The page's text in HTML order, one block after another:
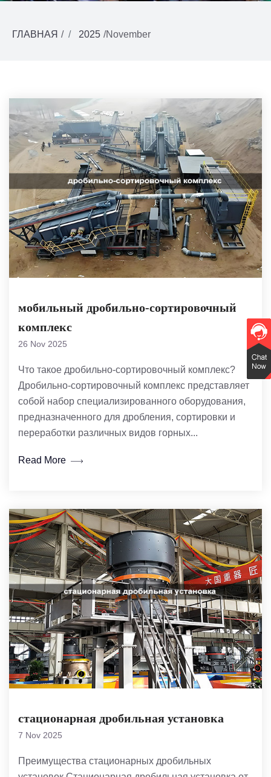
ГЛАВНАЯ / 2025 /November
мобильный дробильно-сортировочный
комплекс
26 Nov 2025
Что такое дробильно-сортировочный комплекс?
Дробильно-сортировочный комплекс представляет
собой набор специализированного оборудования,
предназначенного для дробления, сортировки и
переработки различных видов горных...
Read More
стационарная дробильная установка
7 Nov 2025
Преимущества стационарных дробильных